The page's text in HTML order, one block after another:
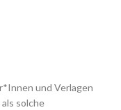
und Verlagen
solche